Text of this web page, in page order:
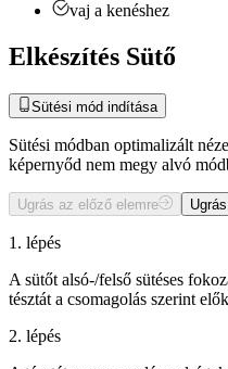
vaj a kenéshez
Elkészítés Sütő
Sütési mód indítása
Sütési módban optimalizált
képernyőd nem megy alvó
Ugrás az előző elemre
1. lépés
A sütőt alsó-/felső sütéses
tésztát a csomagolás szerint
2. lépés